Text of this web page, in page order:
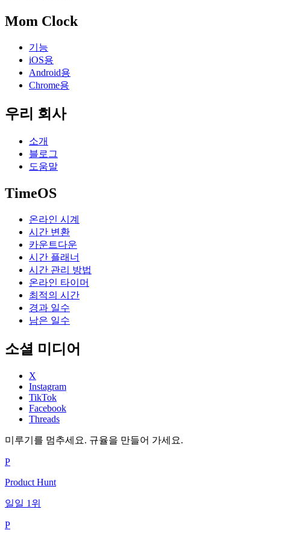
Mom Clock
기능
iOS용
Android용
Chrome용
우리 회사
소개
블로그
도움말
TimeOS
온라인 시계
시간 변환
카운트다운
시간 플래너
시간 관리 방법
온라인 타이머
최적의 시간
경과 일수
남은 일수
소셜 미디어
X
Instagram
TikTok
Facebook
Threads
미루기를 멈추세요. 규율을 만들어 가세요.
P
Product Hunt
일일 1위
P